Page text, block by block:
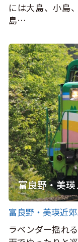
には大島、小島
島…
富良野・美
富良野・美瑛近
ラベンダー揺れ